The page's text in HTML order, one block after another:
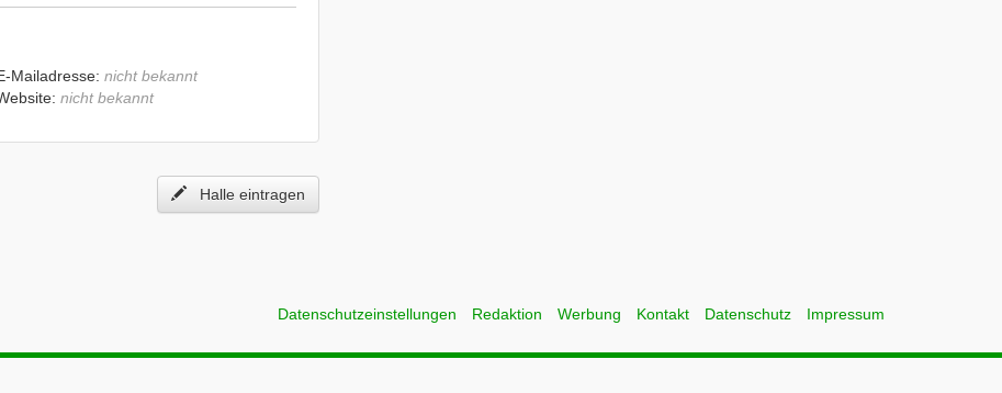
Mailadresse: nicht bekannt
nicht bekannt
Halle eintragen
Datenschutzeinstellungen Redaktion Werbung Kontakt Datenschutz Impressum